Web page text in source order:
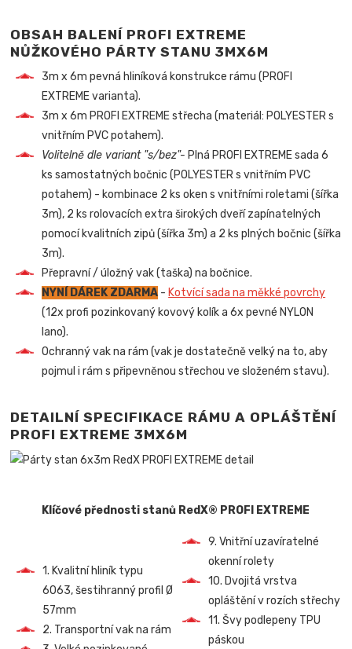
OBSAH BALENÍ PROFI EXTREME
NŮŽKOVÉHO PÁRTY STANU 3MX6M
3m x 6m pevná hliníková konstrukce rámu (PROFI
EXTREME varianta).
3m x 6m PROFI EXTREME střecha (materiál: POLYESTER s
vnitřním PVC potahem).
Volitelně dle variant "s/bez"- Plná PROFI EXTREME sada 6
ks samostatných bočnic (POLYESTER s vnitřním PVC
potahem) - kombinace 2 ks oken s vnitřními roletami (šířka
3m), 2 ks rolovacích extra širokých dveří zapínatelných
pomocí kvalitních zipů (šířka 3m) a 2 ks plných bočnic (šířka
3m).
Přepravní / úložný vak (taška) na bočnice.
NYNÍ DÁREK ZDARMA - Kotvící sada na měkké povrchy
(12x profi pozinkovaný kovový kolík a 6x pevné NYLON
lano).
Ochranný vak na rám (vak je dostatečně velký na to, aby
pojmul i rám s připevněnou střechou ve složeném stavu).
DETAILNÍ SPECIFIKACE RÁMU A OPLÁŠTĚNÍ
PROFI EXTREME 3MX6M
Klíčové přednosti stanů RedX® PROFI EXTREME
1. Kvalitní hliník typu
6063, šestihranný profil Ø
57mm
2. Transportní vak na rám
9. Vnitřní uzavíratelné
okenní rolety
10. Dvojitá vrstva
opláštění v rozích střechy
11. Švy podlepeny TPU
páskou